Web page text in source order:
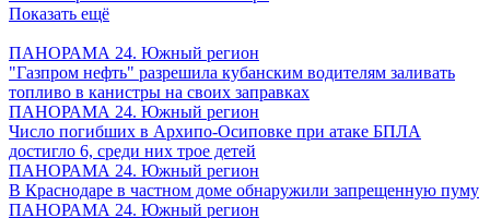
Показать ещё
ПАНОРАМА 24. Южный регион
"Газпром нефть" разрешила кубанским водителям заливать
топливо в канистры на своих заправках
ПАНОРАМА 24. Южный регион
Число погибших в Архипо-Осиповке при атаке БПЛА
достигло 6, среди них трое детей
ПАНОРАМА 24. Южный регион
В Краснодаре в частном доме обнаружили запрещенную пуму
ПАНОРАМА 24. Южный регион